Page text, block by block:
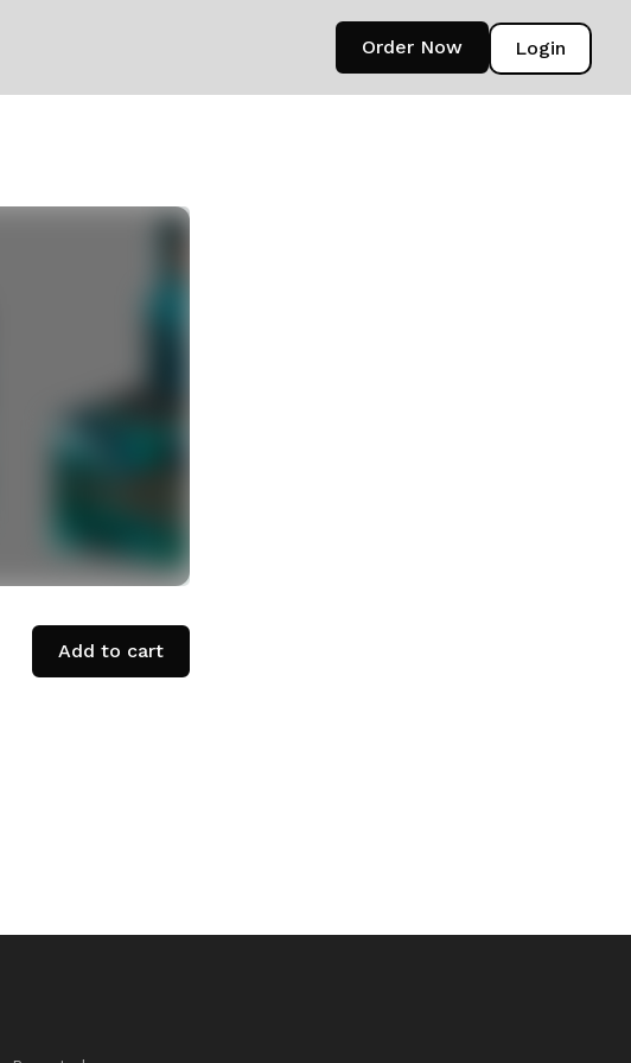
Login
Order Now
Add to cart